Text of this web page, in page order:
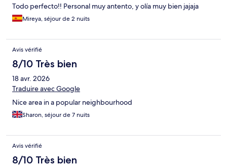
Todo perfecto!! Personal muy antento, y olía muy bien jajaja
Mireya, séjour de 2 nuits
Avis vérifié
8/10 Très bien
18 avr. 2026
Traduire avec Google
Nice area in a popular neighbourhood
Sharon, séjour de 7 nuits
Avis vérifié
8/10 Très bien